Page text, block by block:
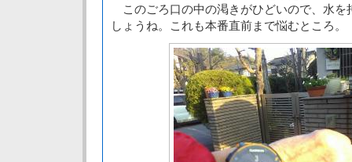
このごろ口の中の渇きがひどいので、水を
しょうね。これも本番直前まで悩むところ。